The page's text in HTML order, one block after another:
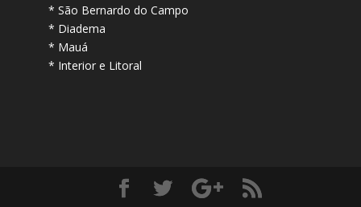
* São Bernardo do Campo
* Diadema
* Mauá
* Interior e Litoral